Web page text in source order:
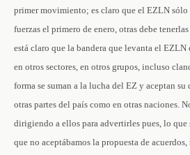
primer movimiento; es claro que el EZLN sólo
fuerzas el primero de enero, otras debe
está claro que la bandera que levanta el EZLN
en otros sectores, en otros grupos, incluso
forma se suman a la lucha del EZ y aceptan
otras partes del país como en otras naciones.
dirigiendo a ellos para advertirles pues, lo
que no aceptábamos la propuesta de